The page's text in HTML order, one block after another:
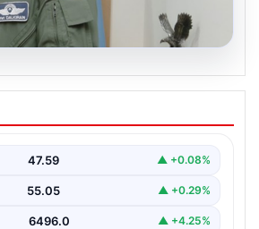
kimdir? Yeni Hava
Rafet Dalkıran’ın
47.59 ▲ +0.08%
55.05 ▲ +0.29%
6496.0 ▲ +4.25%